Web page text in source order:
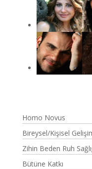
Homo Novus
Bireysel/Kişisel
Zihin Beden Ruh
Bütüne Katkı